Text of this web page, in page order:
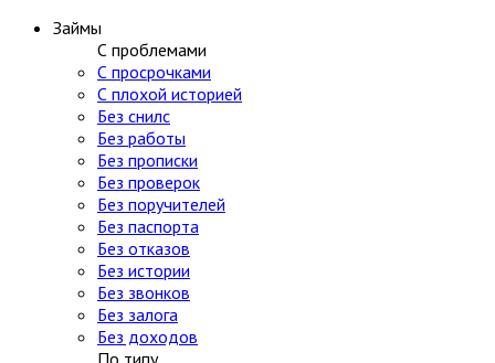
Займы
С проблемами
С просрочками
С плохой историей
Без снилс
Без работы
Без прописки
Без проверок
Без поручителей
Без паспорта
Без отказов
Без истории
Без звонков
Без залога
Без доходов
По типу